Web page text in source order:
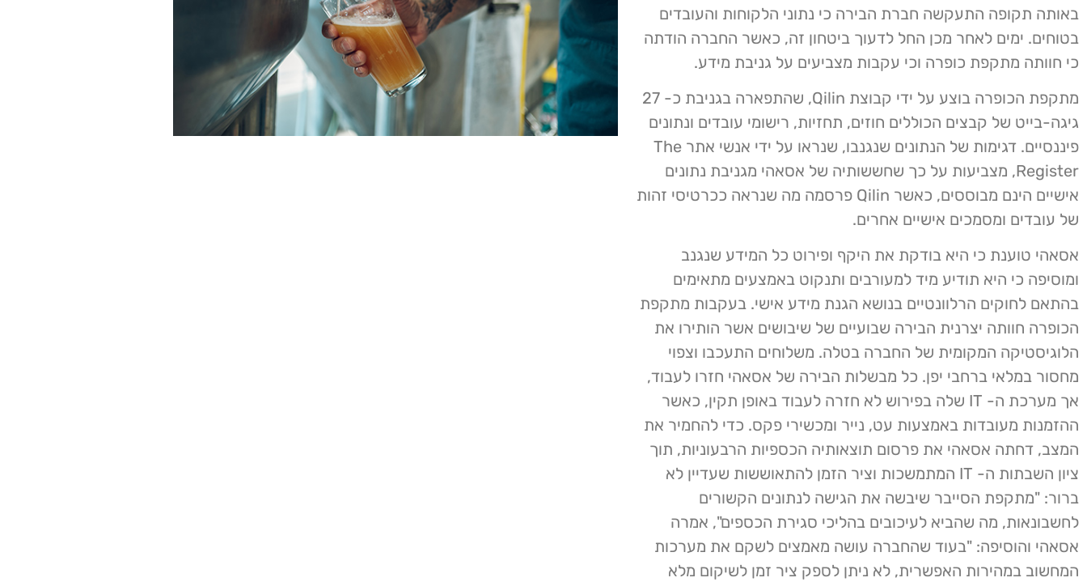
באותה תקופה התעקשה חברת הבירה כי נתוני הלקוחות והעובדים
בטוחים. ימים לאחר מכן החל לדעוך ביטחון זה, כאשר החברה הודתה
כי חוותה מתקפת כופרה וכי עקבות מצביעים על גניבת מידע.
מתקפת הכופרה בוצע על ידי קבוצת Qilin, שהתפארה בגניבת כ- 27
גיגה-בייט של קבצים הכוללים חוזים, תחזיות, רישומי עובדים ונתונים
פיננסיים. דגימות של הנתונים שנגנבו, שנראו על ידי אנשי אתר The
Register, מצביעות על כך שחששותיה של אסאהי מגניבת נתונים
אישיים הינם מבוססים, כאשר Qilin פרסמה מה שנראה ככרטיסי זהות
של עובדים ומסמכים אישיים אחרים.
אסאהי טוענת כי היא בודקת את היקף ופירוט כל המידע שנגנב
ומוסיפה כי היא תודיע מיד למעורבים ותנקוט באמצעים מתאימים
בהתאם לחוקים הרלוונטיים בנושא הגנת מידע אישי. בעקבות מתקפת
הכופרה חוותה יצרנית הבירה שבועיים של שיבושים אשר הותירו את
הלוגיסטיקה המקומית של החברה בטלה. משלוחים התעכבו וצפוי
מחסור במלאי ברחבי יפן. כל מבשלות הבירה של אסאהי חזרו לעבוד, ​​
אך מערכת ה- IT שלה בפירוש לא חזרה לעבוד באופן תקין, כאשר
ההזמנות מעובדות באמצעות עט, נייר ומכשירי פקס. כדי להחמיר את
המצב, דחתה אסאהי את פרסום תוצאותיה הכספיות הרבעוניות, תוך
ציון השבתות ה- IT המתמשכות וציר הזמן להתאוששות שעדיין לא
ברור: "מתקפת הסייבר שיבשה את הגישה לנתונים הקשורים
לחשבונאות, מה שהביא לעיכובים בהליכי סגירת הכספים", אמרה
אסאהי והוסיפה: "בעוד שהחברה עושה מאמצים לשקם את מערכות
המחשוב במהירות האפשרית, לא ניתן לספק ציר זמן לשיקום מלא